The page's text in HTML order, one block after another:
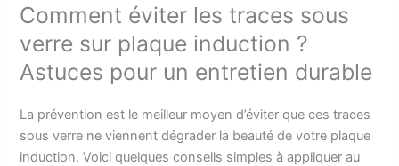
Comment éviter les traces sous
verre sur plaque induction ?
Astuces pour un entretien durable
La prévention est le meilleur moyen d’éviter que ces traces
sous verre ne viennent dégrader la beauté de votre plaque
induction. Voici quelques conseils simples à appliquer au